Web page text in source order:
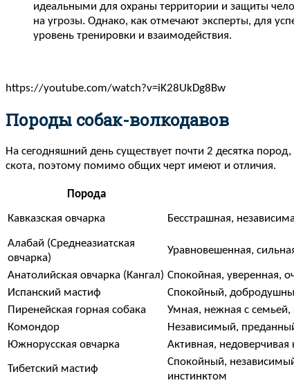
идеальными для охраны территории и защиты
на угрозы. Однако, как отмечают эксперты, для
уровень тренировки и взаимодействия.
https://youtube.com/watch?v=iK28UkDg8Bw
Породы собак-волкодавов
На сегодняшний день существует почти 2 десятка
скота, поэтому помимо общих черт имеют и отличия.
Порода
Кавказская овчарка Бесстрашная,
Алабай (Среднеазиатская
овчарка)
Уравновешенная,
Анатолийская овчарка (Кангал) Спокойная, уверенная,
Испанский мастиф
Спокойный,
Пиренейская горная собака
Умная, нежная с
Комондор
Независимый,
Южнорусская овчарка
Активная,
Тибетский мастиф
Спокойный,
инстинктом